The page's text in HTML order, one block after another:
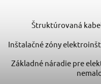
Štruktúrovaná
Inštalačné zóny
Základné náradie pre